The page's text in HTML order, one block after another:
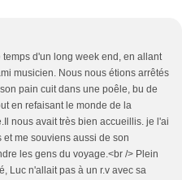
d'un long week end, en allant
musicien. Nous nous étions arrêtés
pain cuit dans une poêle, bu de
en refaisant le monde de la
nous avait très bien accueillis. je l'ai
me souviens aussi de son
les gens du voyage.<br /> Plein
Luc n'allait pas à un r.v avec sa